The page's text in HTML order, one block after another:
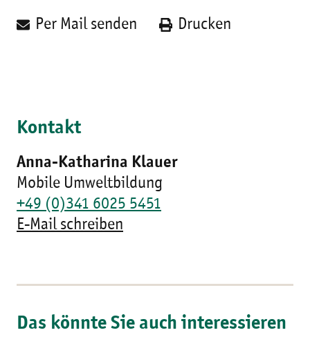
Per Mail senden Drucken
Kontakt
Anna-Katharina Klauer
Mobile Umweltbildung
+49 (0)341 6025 5451
E-Mail schreiben
Das könnte Sie auch interessieren